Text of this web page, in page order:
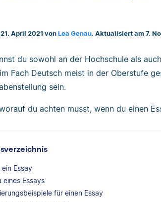
April 2021 von Lea Genau. Aktualisiert am 7.
du sowohl an der Hochschule als
Fach Deutsch meist in der Oberstufe
sein.
du achten musst, wenn du einen
ein Essay
eines Essays
für einen Essay